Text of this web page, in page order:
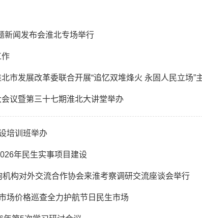
新闻发布会淮北专场举行
作
议暨第三十七期淮北大讲堂举办
培训班举办
年民生实事项目建设
机构对外交流合作协会来淮考察调研交流座谈会举行
场价格巡查全力护航节日民生市场